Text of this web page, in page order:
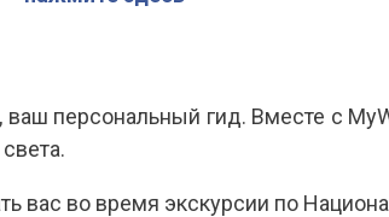
ваш персональный гид. Вместе с
вас во время экскурсии по